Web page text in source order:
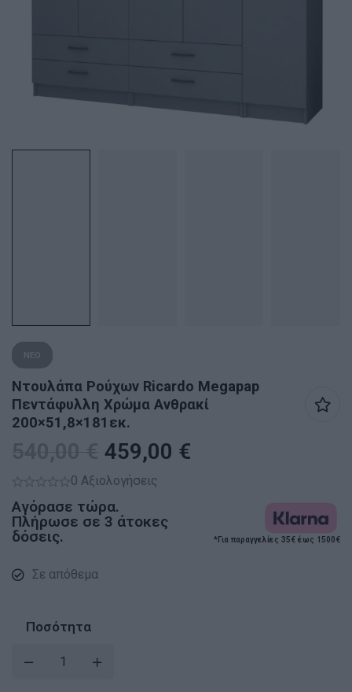
ΝΕΟ
Ντουλάπα Ρούχων Ricardo Megapap
Πεντάφυλλη Χρώμα Ανθρακί
200×51,8×181εκ.
459,00 €
0 Αξιολογήσεις
Αγόρασε τώρα.
Πλήρωσε σε 3 άτοκες
δόσεις.
*Για παραγγελίες 35€ έως 1500€
Σε απόθεμα
Ποσότητα